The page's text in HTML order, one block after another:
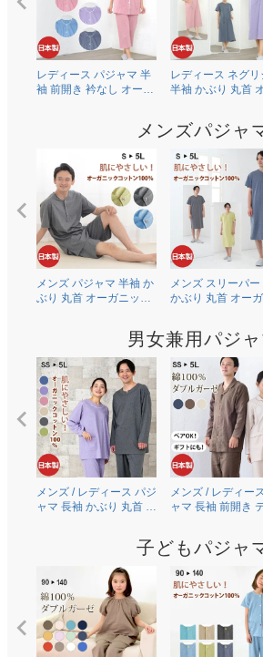
レディース パジャマ 半
袖 前開き 衿なし オーガ
レディース ネグリ
半袖 かぶり 丸首
メンズパジャ
メンズ パジャマ 半袖 か
ぶり 丸首 オーガニック
メンズ スリーパー
かぶり 丸首 オー
男女兼用パジ
メンズ / レディース パジ
ャマ 長袖 かぶり 丸首 オ
メンズ / レディー
ャマ 長袖 前開き
0306
子どもパジャ